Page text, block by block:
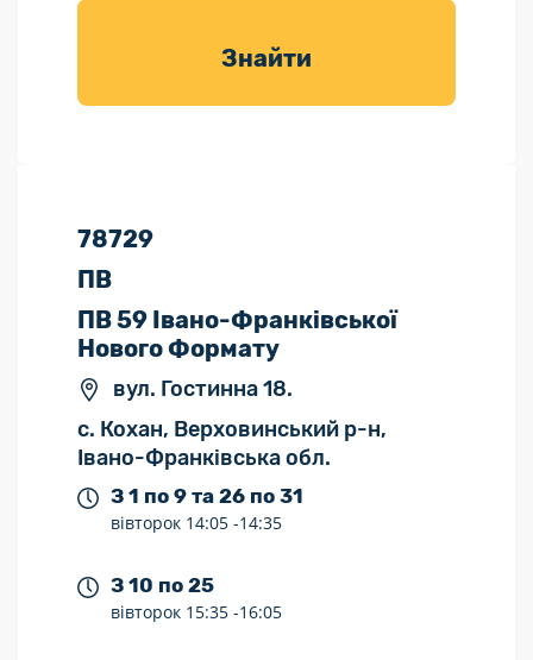
товарів для
Знайти
78729
ПВ
ПВ 59 Івано-Франківської
Нового Формату
вул. Гостинна 18.
с. Кохан, Верховинський р-н,
Івано-Франківська обл.
З 1 по 9 та 26 по 31
вівторок 14:05 -14:35
З 10 по 25
вівторок 15:35 -16:05